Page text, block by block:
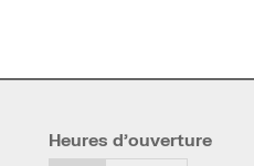
Heures d’ouverture